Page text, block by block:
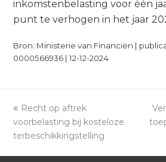
inkomstenbelasting voor één
punt te verhogen in het jaar
Bron: Ministerie van Financiën |
0000566936 | 12-12-2024
previous
post:
Recht op aftrek
voorbelasting bij kosteloze
terbeschikkingstelling